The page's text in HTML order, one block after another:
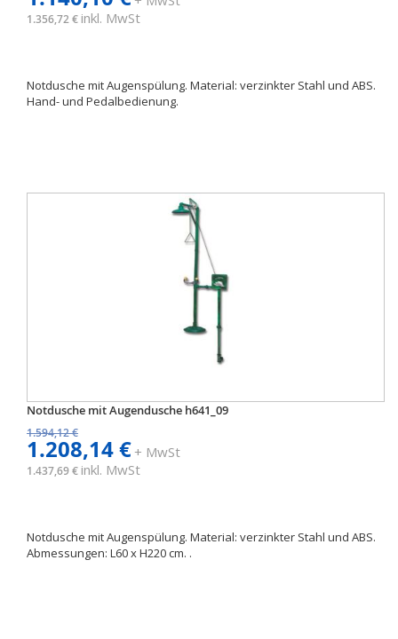
1.356,72 € inkl. MwSt
Notdusche mit Augenspülung. Material: verzinkter Stahl und ABS.
Hand- und Pedalbedienung.
Notdusche mit Augendusche h641_09
1.594,12 €
1.208,14 €+ MwSt
1.437,69 € inkl. MwSt
Notdusche mit Augenspülung. Material: verzinkter Stahl und ABS.
Abmessungen: L60 x H220 cm. .